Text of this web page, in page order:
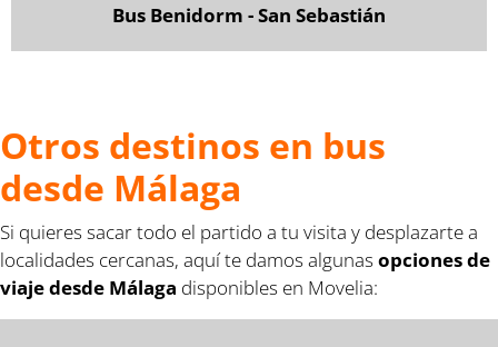
Bus Benidorm - San Sebastián
Otros destinos en bus
desde Málaga
Si quieres sacar todo el partido a tu visita y desplazarte a
localidades cercanas, aquí te damos algunasopciones de
viaje desde Málaga disponibles en Movelia: